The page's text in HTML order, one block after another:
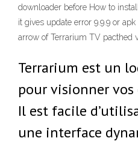
downloader before How to
it gives update error 9.9.9 or
arrow of Terrarium TV pacthed
Terrarium est un
pour visionner vos
Il est facile
une interface